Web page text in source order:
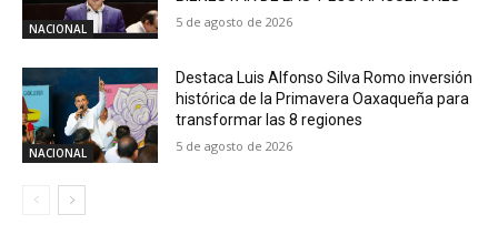
NACIONAL 5 de agosto de 2026
NACIONAL
Destaca Luis Alfonso Silva Romo inversión
histórica de la Primavera Oaxaqueña para
transformar las 8 regiones
5 de agosto de 2026